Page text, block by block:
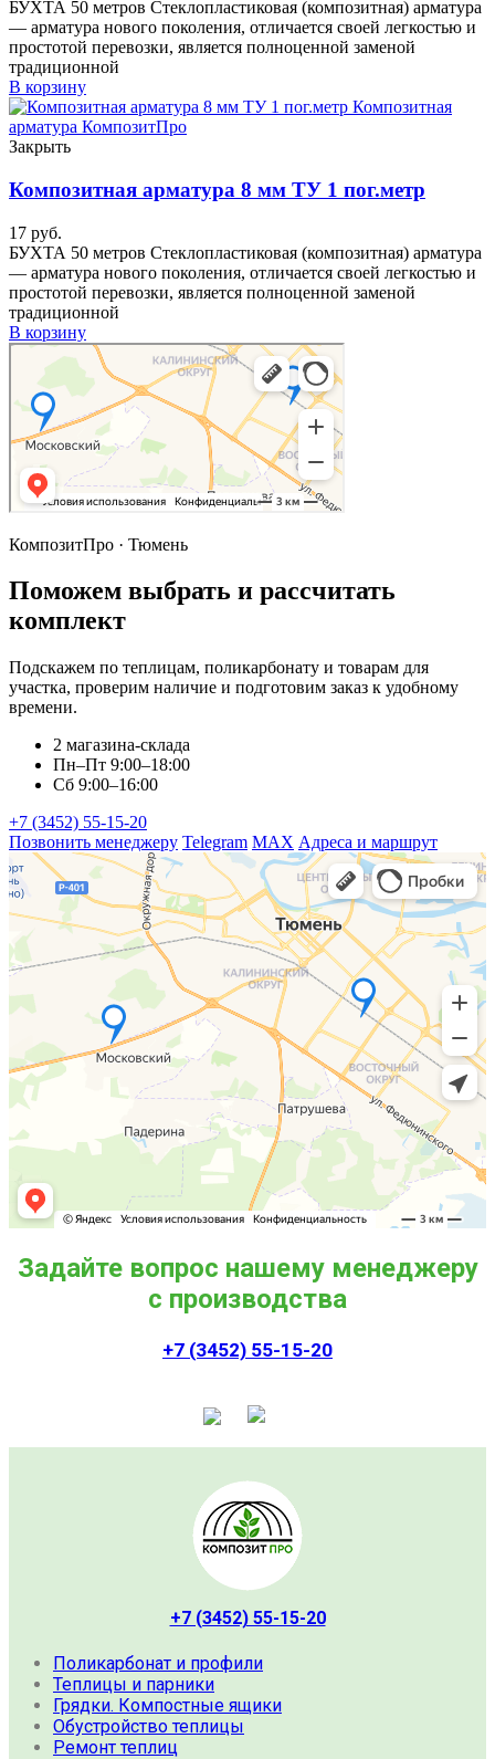
БУХТА 50 метров Стеклопластиковая (композитная) арматура
— арматура нового поколения, отличается своей легкостью и
простотой перевозки, является полноценной заменой
традиционной
В корзину
Закрыть
Композитная арматура 8 мм ТУ 1 пог.метр
17 руб.
БУХТА 50 метров Стеклопластиковая (композитная) арматура
— арматура нового поколения, отличается своей легкостью и
простотой перевозки, является полноценной заменой
традиционной
В корзину
КомпозитПро · Тюмень
Поможем выбрать и рассчитать
комплект
Подскажем по теплицам, поликарбонату и товарам для
участка, проверим наличие и подготовим заказ к удобному
времени.
2 магазина-склада
Пн–Пт 9:00–18:00
Сб 9:00–16:00
+7 (3452) 55-15-20
Позвонить менеджеру Telegram MAX Адреса и маршрут
Задайте вопрос нашему менеджеру
с производства
+7 (3452) 55-15-20
+7 (3452) 55-15-20
Поликарбонат и профили
Теплицы и парники
Грядки. Компостные ящики
Обустройство теплицы
Ремонт теплиц